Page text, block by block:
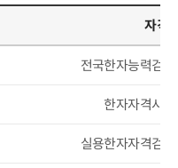
자격
전국한자능력검
한자자격시
실용한자자격검